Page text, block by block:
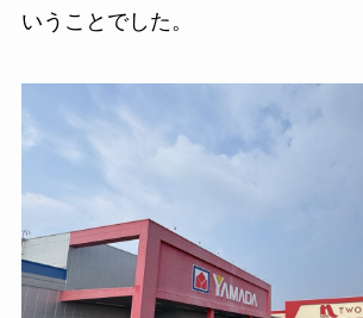
いうことでした。